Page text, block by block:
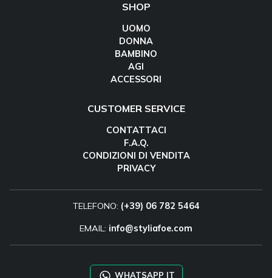
SHOP
UOMO
DONNA
BAMBINO
AGI
ACCESSORI
CUSTOMER SERVICE
CONTATTACI
F.A.Q.
CONDIZIONI DI VENDITA
PRIVACY
TELEFONO: (+39) 06 782 5464
EMAIL: info@styliafoe.com
WHATSAPP IT